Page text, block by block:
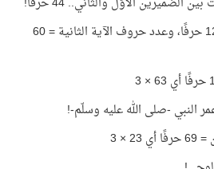
عدد حروف الآية الأولى = 129 حرفًا، وعدد حروف الآية الثانية = 60
× 3